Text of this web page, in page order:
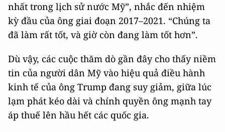
nhất trong lịch sử nước Mỹ”, nhắc đến nhiệm
kỳ đầu của ông giai đoạn 2017–2021. “Chúng ta
đã làm rất tốt, và giờ còn đang làm tốt hơn”.
Dù vậy, các cuộc thăm dò gần đây cho thấy niềm
tin của người dân Mỹ vào hiệu quả điều hành
kinh tế của ông Trump đang suy giảm, giữa lúc
lạm phát kéo dài và chính quyền ông mạnh tay
áp thuế lên hầu hết các quốc gia.